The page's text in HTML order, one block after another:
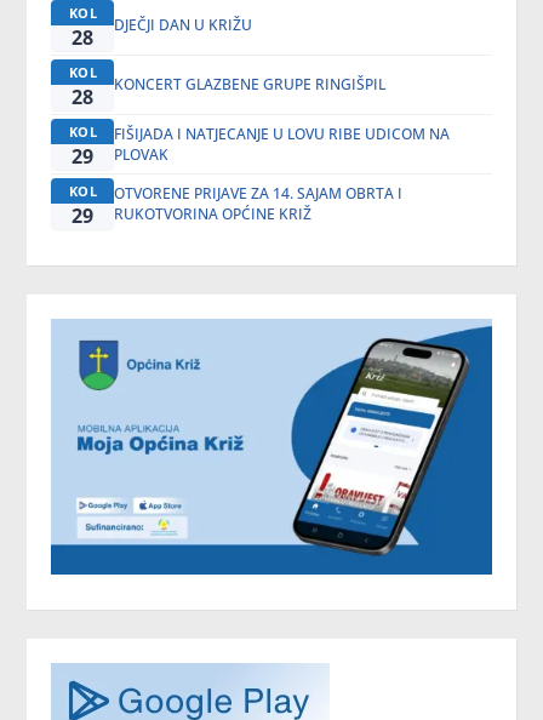
KOL
28 DJEČJI DAN U KRIŽU
KOL
28 KONCERT GLAZBENE GRUPE RINGIŠPIL
KOL
29
FIŠIJADA I NATJECANJE U LOVU RIBE UDICOM NA
PLOVAK
KOL
29
OTVORENE PRIJAVE ZA 14. SAJAM OBRTA I
RUKOTVORINA OPĆINE KRIŽ